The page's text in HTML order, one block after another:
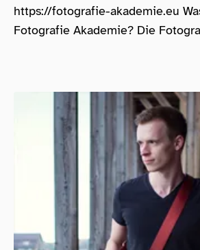
https://fotografie-akademie.eu
Fotografie Akademie? Die